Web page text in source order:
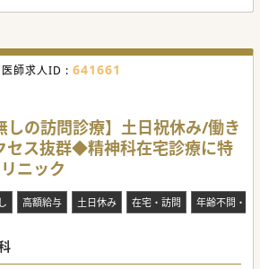
可能、オンコールもなしの勤務条件で
バランスがとりやすい環境です。実際
生の多くが働きやすさに魅力を感じて
ありますが、その代わりに出勤時刻や
度を採用しました。
担を感じていらっしゃる先生にとって
す。
たばかりのため、現在成長中の病院で
状況で、医師の増員によるフル稼働を
養型病院がない為、周囲の需要が大き
決まっており、残り1名を募集中です。
とないタイミングです！
医師求人ID : 641661
しの訪問診療】土日祝休み/働き
セス抜群◆精神科在宅診療に特
ニック
高額給与 土日休み 在宅・訪問 年齢不問・ベ